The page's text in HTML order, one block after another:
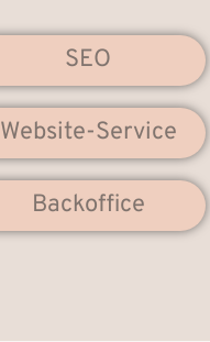
SEO
Website-Service
Backoffice